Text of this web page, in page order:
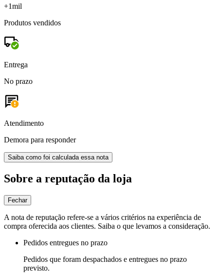
+1mil
Produtos vendidos
Entrega
No prazo
Atendimento
Demora para responder
Saiba como foi calculada essa nota
Sobre a reputação da loja
Fechar
A nota de reputação refere-se a vários critérios na experiência de
compra oferecida aos clientes. Saiba o que levamos a consideração.
Pedidos entregues no prazo
Pedidos que foram despachados e entregues no prazo
previsto.